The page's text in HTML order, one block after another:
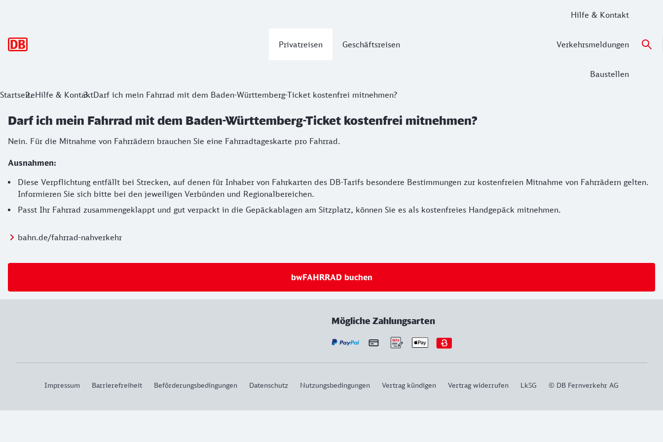
Privatreisen Geschäftsreisen
Hilfe & Kontakt
Verkehrsmeldungen
Baustellen
StartseiteHilfe & KontaktDarf ich mein Fahrrad mit dem Baden-Württemberg-Ticket kostenfrei mitnehmen?
Darf ich mein Fahrrad mit dem Baden-Württemberg-Ticket kostenfrei mitnehmen?
Nein. Für die Mitnahme von Fahrrädern brauchen Sie eine Fahrradtageskarte pro Fahrrad.
Ausnahmen:
Diese Verpflichtung entfällt bei Strecken, auf denen für Inhaber von Fahrkarten des DB-Tarifs besondere Bestimmungen zur kostenfreien Mitnahme von Fahrrädern gelten.
Informieren Sie sich bitte bei den jeweiligen Verbünden und Regionalbereichen.
Passt Ihr Fahrrad zusammengeklappt und gut verpackt in die Gepäckablagen am Sitzplatz, können Sie es als kostenfreies Handgepäck mitnehmen.
bahn.de/fahrrad-nahverkehr
bwFAHRRAD buchen
Mögliche Zahlungsarten
Impressum Barrierefreiheit Beförderungsbedingungen Datenschutz Nutzungsbedingungen Vertrag kündigen Vertrag widerrufen LkSG © DB Fernverkehr AG